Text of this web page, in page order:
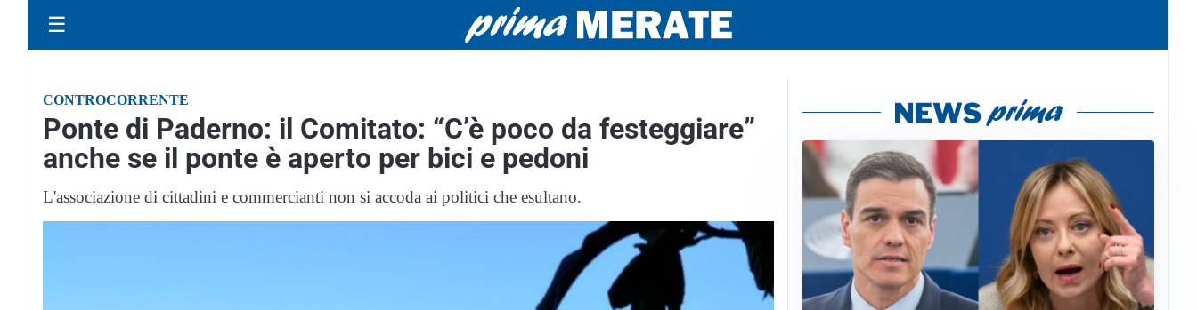
☰
CONTROCORRENTE
Ponte di Paderno: il Comitato: “C’è poco da festeggiare”
anche se il ponte è aperto per bici e pedoni
L'associazione di cittadini e commercianti non si accoda ai politici che esultano.